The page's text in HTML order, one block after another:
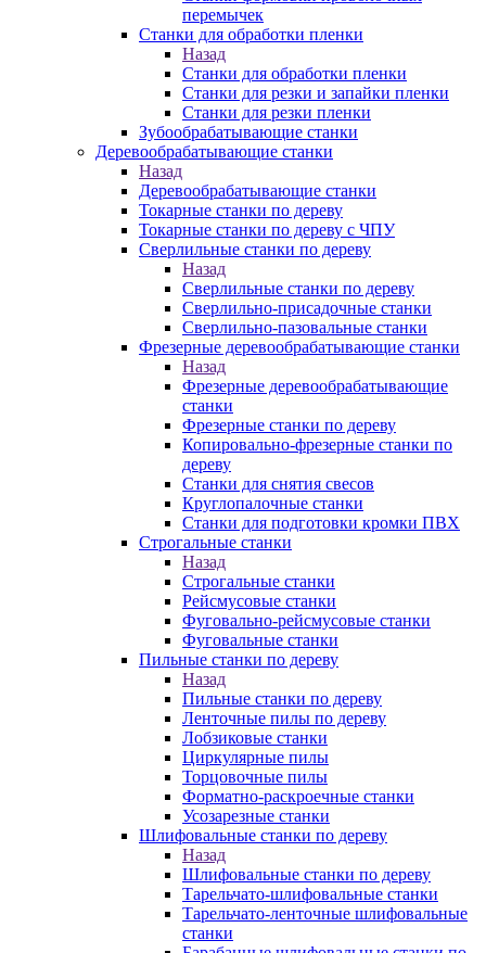
перемычек
Станки для обработки пленки
Назад
Станки для обработки пленки
Станки для резки и запайки пленки
Станки для резки пленки
Зубообрабатывающие станки
Деревообрабатывающие станки
Назад
Деревообрабатывающие станки
Токарные станки по дереву
Токарные станки по дереву с ЧПУ
Сверлильные станки по дереву
Назад
Сверлильные станки по дереву
Сверлильно-присадочные станки
Сверлильно-пазовальные станки
Фрезерные деревообрабатывающие станки
Назад
Фрезерные деревообрабатывающие
станки
Фрезерные станки по дереву
Копировально-фрезерные станки по
дереву
Станки для снятия свесов
Круглопалочные станки
Станки для подготовки кромки ПВХ
Строгальные станки
Назад
Строгальные станки
Рейсмусовые станки
Фуговально-рейсмусовые станки
Фуговальные станки
Пильные станки по дереву
Назад
Пильные станки по дереву
Ленточные пилы по дереву
Лобзиковые станки
Циркулярные пилы
Торцовочные пилы
Форматно-раскроечные станки
Усозарезные станки
Шлифовальные станки по дереву
Назад
Шлифовальные станки по дереву
Тарельчато-шлифовальные станки
Тарельчато-ленточные шлифовальные
станки